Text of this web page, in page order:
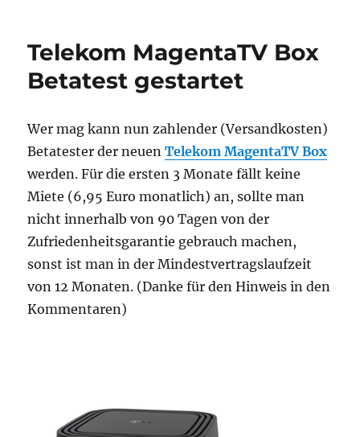
Telekom MagentaTV Box
Betatest gestartet
Wer mag kann nun zahlender (Versandkosten)
Betatester der neuenTelekom MagentaTV Box
werden. Für die ersten 3 Monate fällt keine
Miete (6,95 Euro monatlich) an, sollte man
nicht innerhalb von 90 Tagen von der
Zufriedenheitsgarantie gebrauch machen,
sonst ist man in der Mindestvertragslaufzeit
von 12 Monaten. (Danke für den Hinweis in den
Kommentaren)